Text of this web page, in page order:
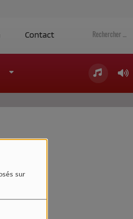
sur
Contact